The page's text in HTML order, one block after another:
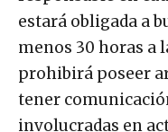
estará obligada a
menos 30 horas a
prohibirá poseer
tener
involucradas en